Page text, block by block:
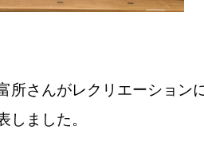
所さんがレクリエーション
ました。